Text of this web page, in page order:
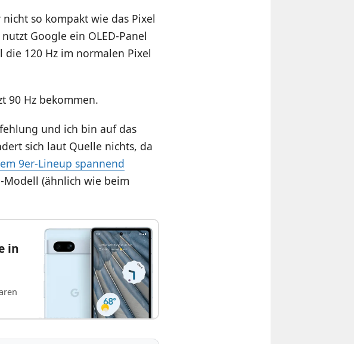
so kompakt wie das Pixel
Google ein OLED-Panel
120 Hz im normalen Pixel
90 Hz bekommen.
und ich bin auf das
sich laut Quelle nichts, da
9er-Lineup spannend
Modell (ähnlich wie beim
in